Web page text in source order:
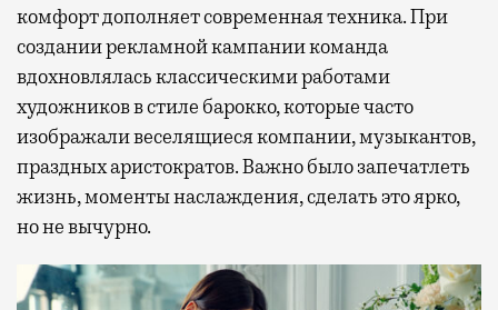
комфорт дополняет современная техника. При
создании рекламной кампании команда
вдохновлялась классическими работами
художников в стиле барокко, которые часто
изображали веселящиеся компании, музыкантов,
праздных аристократов. Важно было запечатлеть
жизнь, моменты наслаждения, сделать это ярко,
но не вычурно.